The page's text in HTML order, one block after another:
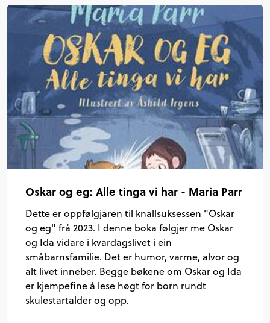
Oskar og eg: Alle tinga vi har - Maria Parr
Dette er oppfølgjaren til knallsuksessen "Oskar
og eg" frå 2023. I denne boka følgjer me Oskar
og Ida vidare i kvardagslivet i ein
småbarnsfamilie. Det er humor, varme, alvor og
alt livet inneber. Begge bøkene om Oskar og Ida
er kjempefine å lese høgt for born rundt
skulestartalder og opp.